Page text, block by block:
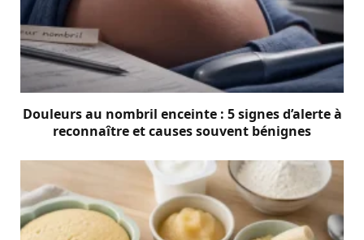
Douleurs au nombril enceinte : 5 signes d’alerte à
reconnaître et causes souvent bénignes